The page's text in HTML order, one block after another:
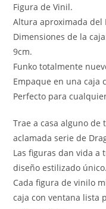
Figura de Vinil.
Altura aproximada del
Dimensiones de la
9cm.
Funko totalmente
Empaque en una caja
Perfecto para
Trae a casa alguno de
aclamada serie de
Las figuras dan vida a
diseño estilizado único.
Cada figura de vinilo
caja con ventana lista